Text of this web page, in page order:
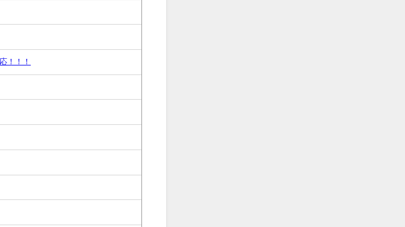
！！！